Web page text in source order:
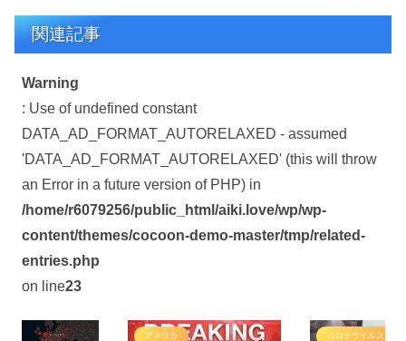
関連記事
Warning
: Use of undefined constant
DATA_AD_FORMAT_AUTORELAXED - assumed
'DATA_AD_FORMAT_AUTORELAXED' (this will throw
an Error in a future version of PHP) in
/home/r6079256/public_html/aiki.love/wp/wp-
content/themes/cocoon-demo-master/tmp/related-
entries.php
on line23
アメリカ コロナウイルス